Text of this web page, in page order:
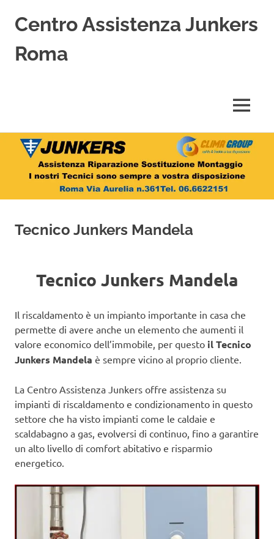
Salta
contenuto
Centro Assistenza Junkers
Roma
Riparazione,
Sostituzione,
Installazione
di
Junkers
MENU
Tecnico Junkers Mandela
Tecnico Junkers Mandela
Il riscaldamento è un impianto importante in casa che
permette di avere anche un elemento che aumenti il
valore economico dell’immobile, per questo il Tecnico
Junkers Mandela è sempre vicino al proprio cliente.
La Centro Assistenza Junkers offre assistenza su
impianti di riscaldamento e condizionamento in questo
settore che ha visto impianti come le caldaie e
scaldabagno a gas, evolversi di continuo, fino a garantire
un alto livello di comfort abitativo e risparmio
energetico.